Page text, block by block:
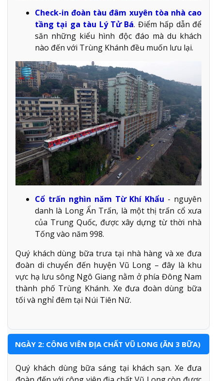
Check-in đoàn tàu đâm xuyên tòa nhà cao
tầng tại ga tàu Lý Tử Bá. Điểm hấp dẫn để
săn những kiểu hình độc đáo mà du khách
nào đến với Trùng Khánh đều muốn lưu lại.
Cổ trấn nghìn năm Từ Khí Khẩu - nguyên
danh là Long Ẩn Trấn, là một thị trấn cổ xưa
của Trung Quốc, được xây dựng từ thời nhà
Tống vào năm 998.
Quý khách dùng bữa trưa tại nhà hàng và xe đưa
đoàn di chuyển đến huyện Vũ Long – đây là khu
vực hạ lưu sông Ngô Giang nằm ở phía Đông Nam
thành phố Trùng Khánh. Xe đưa đoàn dùng bữa
tối và nghỉ đêm tại Núi Tiên Nữ.
NGÀY 2: CÔNG VIÊN ĐỊA CHẤT VŨ LONG (ĂN 3 BỮA)
Quý khách dùng bữa sáng tại khách sạn. Xe đưa